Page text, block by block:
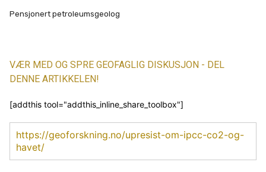
Pensjonert petroleumsgeolog
VÆR MED OG SPRE GEOFAGLIG DISKUSJON - DEL
DENNE ARTIKKELEN!
[addthis tool="addthis_inline_share_toolbox"]
https://geoforskning.no/upresist-om-ipcc-co2-og-
havet/